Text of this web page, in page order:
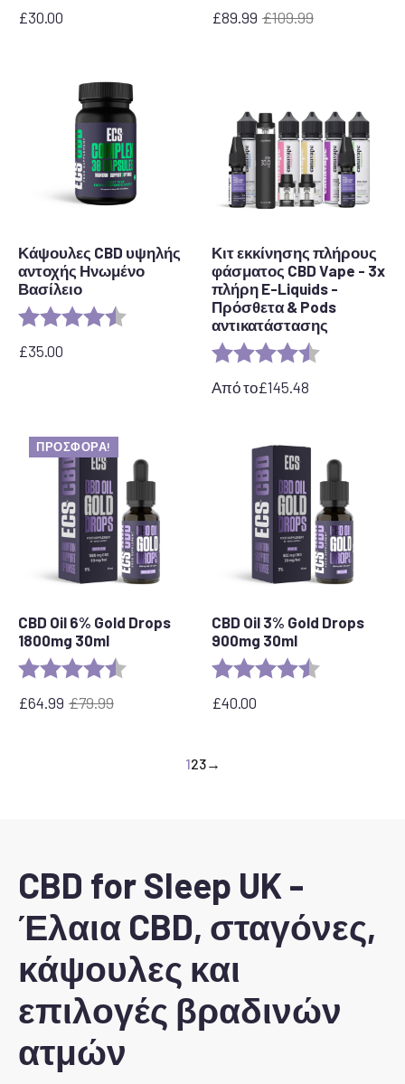
£30.00 £109.99
Η
£89.99
Η
Κάψουλες CBD υψηλής
αντοχής Ηνωμένο
Βασίλειο
Αξιολόγηση: 4,8 από 5 αστέρια
£35.00
Κιτ εκκίνησης πλήρους
φάσματος CBD Vape - 3x
πλήρη E-Liquids -
Πρόσθετα & Pods
αντικατάστασης
Αξιολόγηση:
Από το£145.48
ΠΡΟΣΦΟΡΆ!
CBD Oil 6% Gold Drops
1800mg 30ml
Αξιολόγηση: 4,4 από 5 αστέρια
£79.99
Η
£64.99
Η
CBD Oil 3% Gold Drops
900mg 30ml
Αξιολόγηση:
£40.00
123→
CBD for Sleep UK -
Έλαια CBD, σταγόνες,
κάψουλες και
επιλογές βραδινών
ατμών